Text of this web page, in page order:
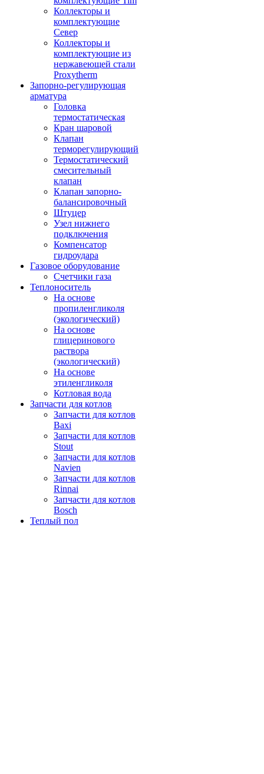
Коллекторы и
комплектующие
Север
Коллекторы и
комплектующие из
нержавеющей стали
Proxytherm
Запорно-регулирующая
арматура
Головка
термостатическая
Кран шаровой
Клапан
терморегулирующий
Термостатический
смесительный
клапан
Клапан запорно-
балансировочный
Штуцер
Узел нижнего
подключения
Компенсатор
гидроудара
Газовое оборудование
Счетчики газа
Теплоноситель
На основе
пропиленгликоля
(экологический)
На основе
глицеринового
раствора
(экологический)
На основе
этиленгликоля
Котловая вода
Запчасти для котлов
Запчасти для котлов
Baxi
Запчасти для котлов
Stout
Запчасти для котлов
Navien
Запчасти для котлов
Rinnai
Запчасти для котлов
Bosch
Теплый пол